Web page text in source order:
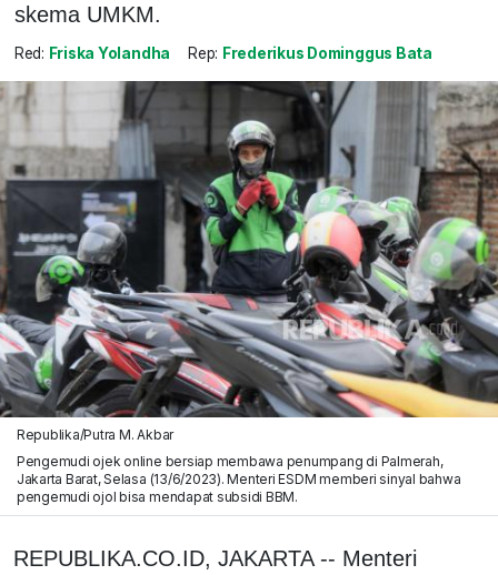
skema UMKM.
Red: Friska Yolandha Rep: Frederikus Dominggus Bata
Republika/Putra M. Akbar
Pengemudi ojek online bersiap membawa penumpang di Palmerah,
Jakarta Barat, Selasa (13/6/2023). Menteri ESDM memberi sinyal bahwa
pengemudi ojol bisa mendapat subsidi BBM.
REPUBLIKA.CO.ID, JAKARTA -- Menteri